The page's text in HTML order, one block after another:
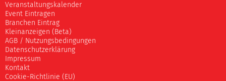
Veranstaltungskalender
Event Eintragen
Branchen Eintrag
Kleinanzeigen (Beta)
AGB / Nutzungsbedingungen
Datenschutzerklärung
Impressum
Kontakt
Cookie-Richtlinie (EU)